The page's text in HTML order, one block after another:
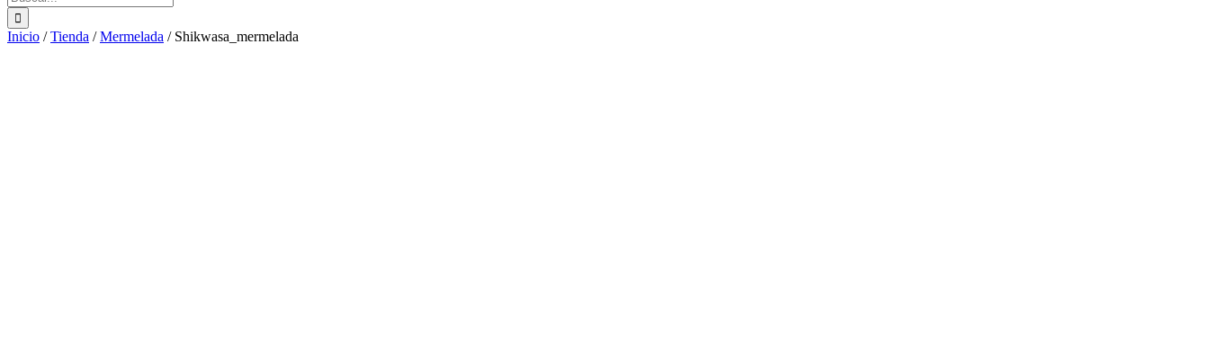
Inicio / Tienda / Mermelada / Shikwasa_mermelada